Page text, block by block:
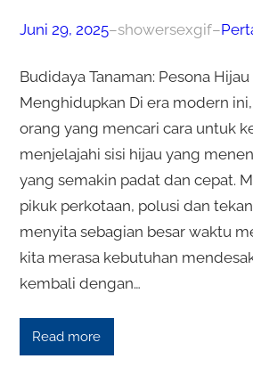
Juni 29, 2025–showersexgif–
Budidaya Tanaman: Pesona
Menghidupkan Di era modern
orang yang mencari cara untuk
menjelajahi sisi hijau yang
yang semakin padat dan cepat.
pikuk perkotaan, polusi dan
menyita sebagian besar waktu
kita merasa kebutuhan
kembali dengan…
Read more